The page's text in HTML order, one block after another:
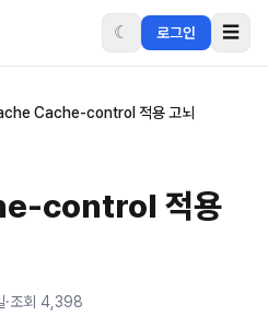
☾ 로그인 ☰
Cache-control 적용 고뇌
control 적용
·조회 4,398